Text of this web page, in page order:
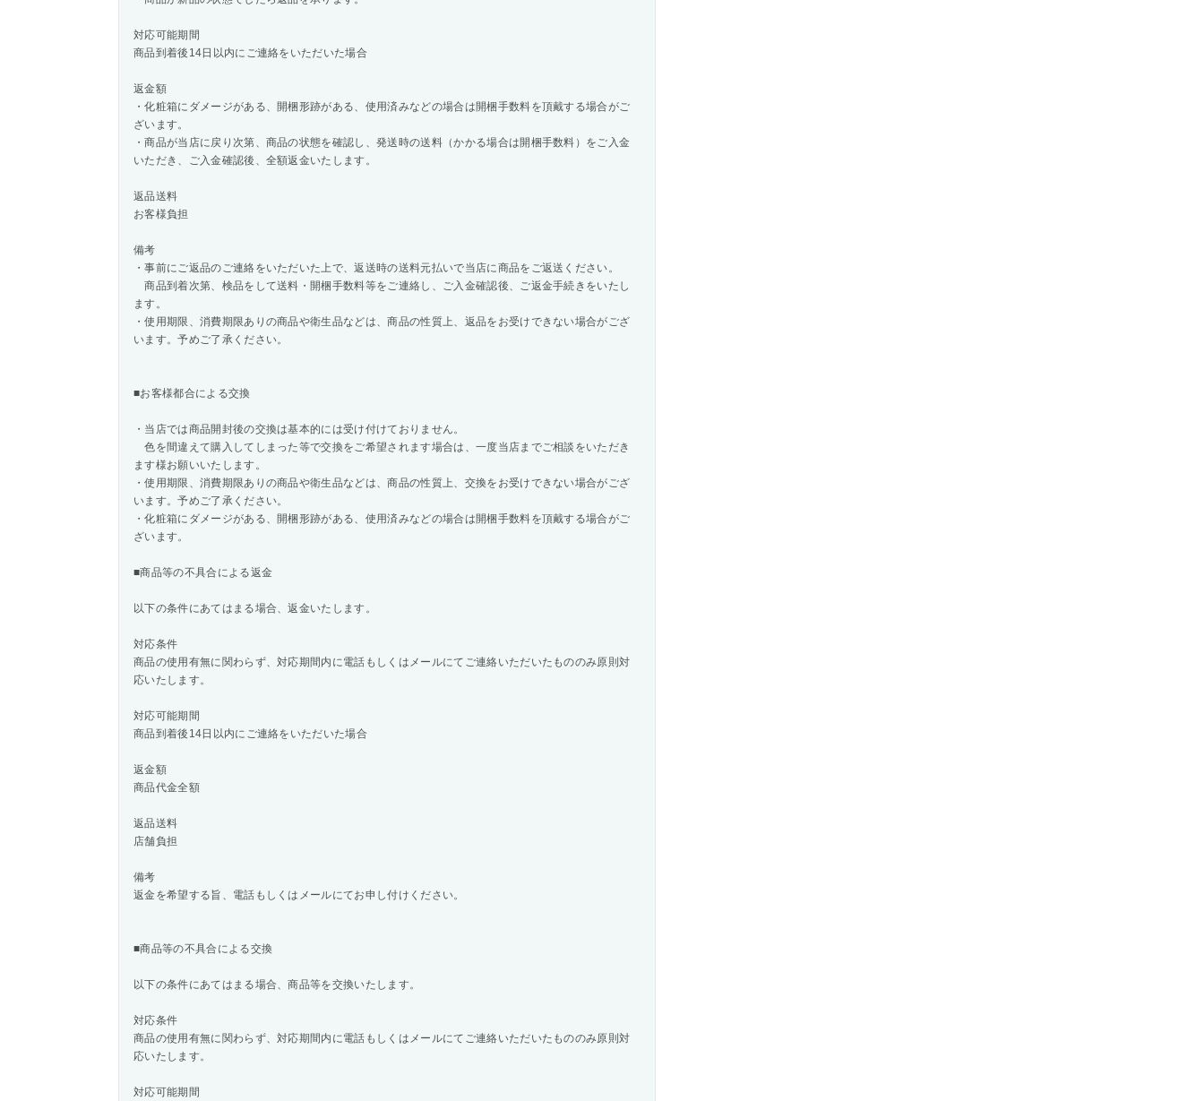
対応可能期間
商品到着後14日以内にご連絡をいただいた場合
返金額
・化粧箱にダメージがある、開梱形跡がある、使用済みなどの場合は開梱手数料を頂戴する場合がご
ざいます。
・商品が当店に戻り次第、商品の状態を確認し、発送時の送料（かかる場合は開梱手数料）をご入金
いただき、ご入金確認後、全額返金いたします。
返品送料
お客様負担
備考
・事前にご返品のご連絡をいただいた上で、返送時の送料元払いで当店に商品をご返送ください。
商品到着次第、検品をして送料・開梱手数料等をご連絡し、ご入金確認後、ご返金手続きをいたし
ます。
・使用期限、消費期限ありの商品や衛生品などは、商品の性質上、返品をお受けできない場合がござ
います。予めご了承ください。
■お客様都合による交換
・当店では商品開封後の交換は基本的には受け付けておりません。
色を間違えて購入してしまった等で交換をご希望されます場合は、一度当店までご相談をいただき
ます様お願いいたします。
・使用期限、消費期限ありの商品や衛生品などは、商品の性質上、交換をお受けできない場合がござ
います。予めご了承ください。
・化粧箱にダメージがある、開梱形跡がある、使用済みなどの場合は開梱手数料を頂戴する場合がご
ざいます。
■商品等の不具合による返金
以下の条件にあてはまる場合、返金いたします。
対応条件
商品の使用有無に関わらず、対応期間内に電話もしくはメールにてご連絡いただいたもののみ原則対
応いたします。
対応可能期間
商品到着後14日以内にご連絡をいただいた場合
返金額
商品代金全額
返品送料
店舗負担
備考
返金を希望する旨、電話もしくはメールにてお申し付けください。
■商品等の不具合による交換
以下の条件にあてはまる場合、商品等を交換いたします。
対応条件
商品の使用有無に関わらず、対応期間内に電話もしくはメールにてご連絡いただいたもののみ原則対
応いたします。
対応可能期間